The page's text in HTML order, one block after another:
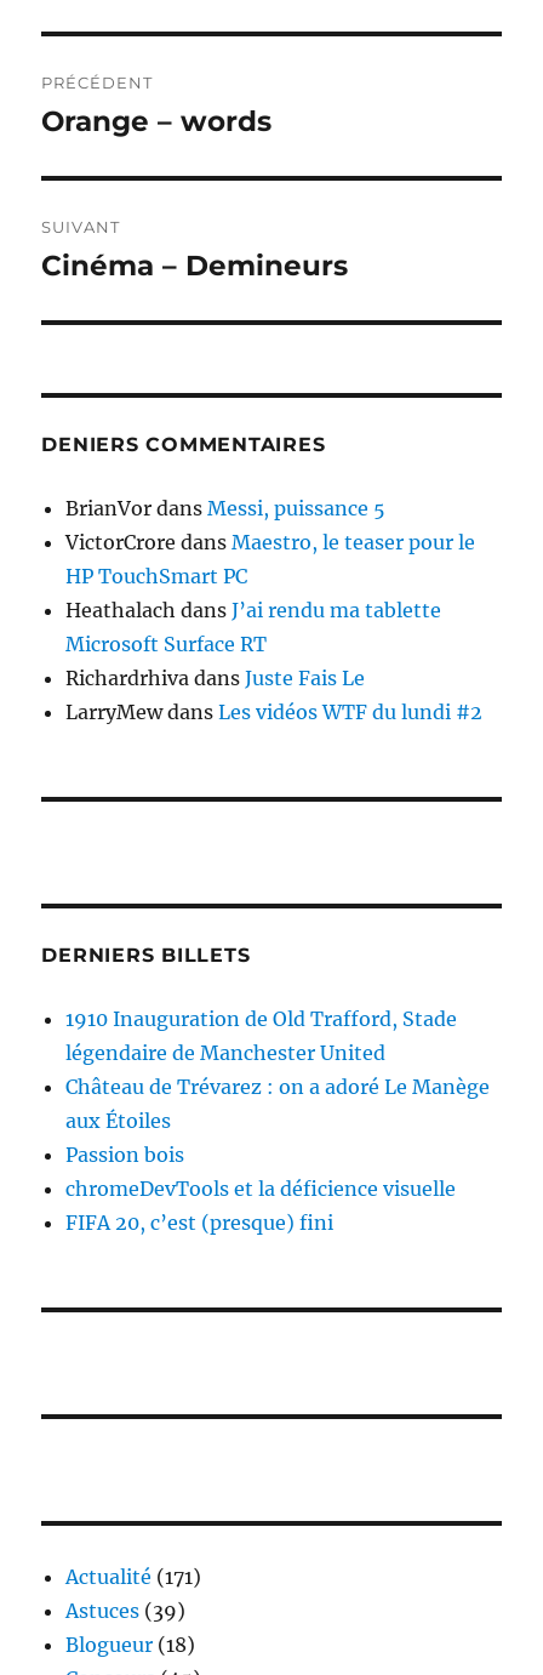
de
PRÉCÉDENT
Publication
Orange – words
SUIVANT
Publication
Cinéma – Demineurs
DENIERS COMMENTAIRES
BrianVor dansMessi, puissance 5
VictorCrore dansMaestro, le teaser pour le
HP TouchSmart PC
Heathalach dansJ’ai rendu ma tablette
Microsoft Surface RT
Richardrhiva dansJuste Fais Le
LarryMewdansLes vidéos WTF du lundi #2
DERNIERS BILLETS
1910 Inauguration de Old Trafford, Stade
légendaire de Manchester United
Château de Trévarez : on a adoré Le Manège
aux Étoiles
Passion bois
chromeDevTools et la déficience visuelle
FIFA 20, c’est (presque) fini
Actualité (171)
Astuces (39)
Blogueur (18)